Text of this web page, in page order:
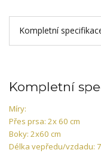
Kompletní
Kompletní
Míry:
Přes prsa: 2x 60 cm
Boky: 2x60 cm
Délka vepředu/vzdadu: